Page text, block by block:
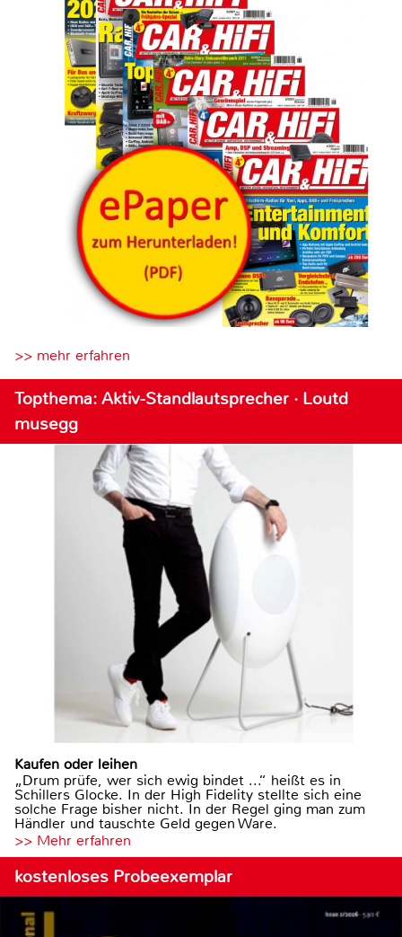
>> mehr erfahren
Topthema: Aktiv-Standlautsprecher · Loutd
musegg
Kaufen oder leihen
„Drum prüfe, wer sich ewig bindet ...“ heißt es in
Schillers Glocke. In der High Fidelity stellte sich eine
solche Frage bisher nicht. In der Regel ging man zum
Händler und tauschte Geld gegen Ware.
>> Mehr erfahren
kostenloses Probeexemplar